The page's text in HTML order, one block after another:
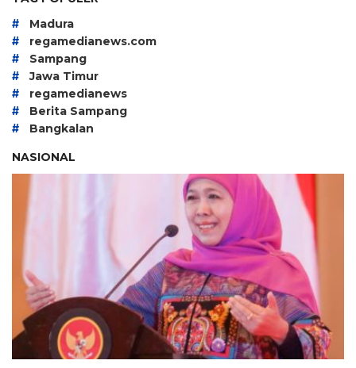
# Madura
# regamedianews.com
# Sampang
# Jawa Timur
# regamedianews
# Berita Sampang
#
Bangkalan
NASIONAL